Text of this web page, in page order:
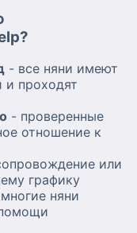
- все няни имеют
и проходят
- проверенные
отношение к
или
графику
няни